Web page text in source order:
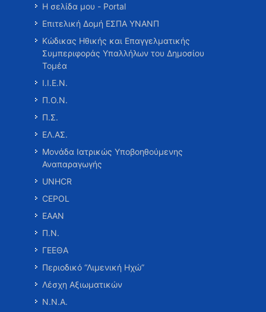
Η σελίδα μου - Portal
Επιτελική Δομή ΕΣΠΑ ΥΝΑΝΠ
Κώδικας Ηθικής και Επαγγελματικής
Συμπεριφοράς Υπαλλήλων του Δημοσίου
Τομέα
Ι.Ι.Ε.Ν.
Π.Ο.Ν.
Π.Σ.
ΕΛ.ΑΣ.
Μονάδα Ιατρικώς Υποβοηθούμενης
Αναπαραγωγής
UNHCR
CEPOL
ΕΑΑΝ
Π.Ν.
ΓΕΕΘΑ
Περιοδικό “Λιμενική Ηχώ”
Λέσχη Αξιωματικών
Ν.Ν.Α.